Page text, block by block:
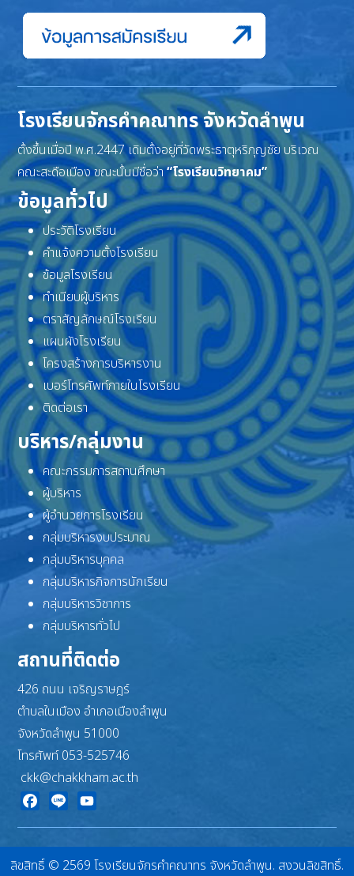
โรงเรียนจักรคำคณาทร จังหวัดลำพูน
ตั้งขึ้นเมื่อปี พ.ศ.2447 เดิมตั้งอยู่ที่วัดพระธาตุหริภุญชัย บริเวณ
คณะสะดือเมือง ขณะนั้นมีชื่อว่า“โรงเรียนวิทยาคม”
ข้อมูลทั่วไป
ประวัติโรงเรียน
คำแจ้งความตั้งโรงเรียน
ข้อมูลโรงเรียน
ทำเนียบผู้บริหาร
ตราสัญลักษณ์โรงเรียน
แผนผังโรงเรียน
โครงสร้างการบริหารงาน
เบอร์โทรศัพท์ภายในโรงเรียน
ติดต่อเรา
บริหาร/กลุ่มงาน
คณะกรรมการสถานศึกษา
ผู้บริหาร
ผู้อำนวยการโรงเรียน
กลุ่มบริหารงบประมาณ
กลุ่มบริหารบุคคล
กลุ่มบริหารกิจการนักเรียน
กลุ่มบริหารวิชาการ
กลุ่มบริหารทั่วไป
สถานที่ติดต่อ
426 ถนน เจริญราษฎร์
ตำบลในเมือง อำเภอเมืองลำพูน
จังหวัดลำพูน 51000
โทรศัพท์ 053-525746
ckk@chakkham.ac.th
ลิขสิทธิ์ © 2569 โรงเรียนจักรคำคณาทร จังหวัดลำพูน. สงวนลิขสิทธิ์.